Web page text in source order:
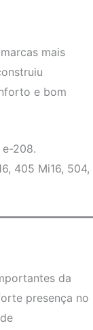
mais
e bom
208.
405 Mi16, 504,
da
presença no